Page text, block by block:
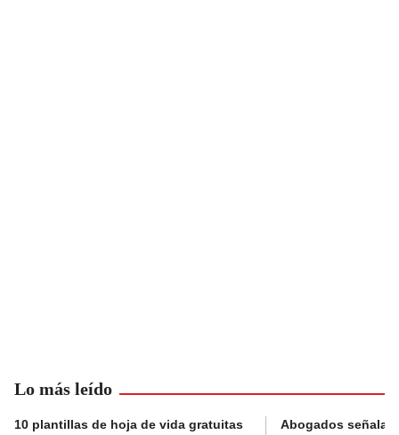
Lo más leído
10 plantillas de hoja de vida gratuitas
Abogados